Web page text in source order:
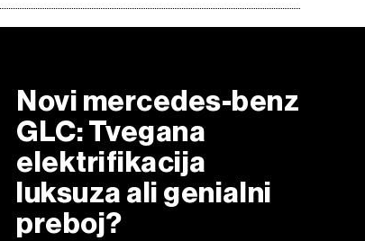
Novi mercedes-benz
GLC: Tvegana
elektrifikacija
luksuza ali genialni
preboj?